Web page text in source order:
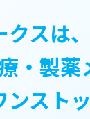
スは
・製薬
ンスト